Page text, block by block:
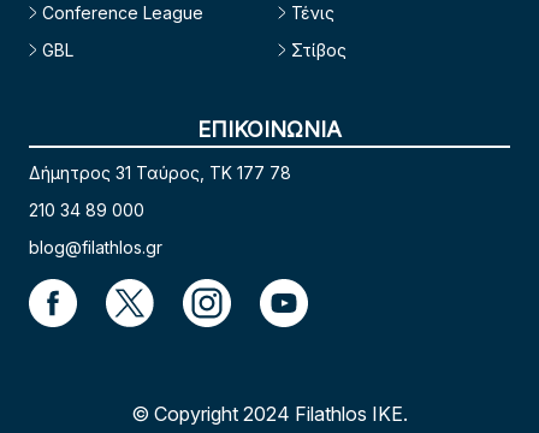
Conference League
GBL
Τένις
Στίβος
ΕΠΙΚΟΙΝΩΝΙΑ
Δήμητρος 31 Ταύρος, TK 177 78
210 34 89 000
blog@filathlos.gr
© Copyright 2024 Filathlos ΙΚΕ.